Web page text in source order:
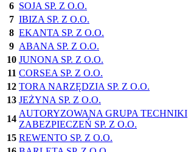
6 SOJA SP. Z O.O.
7 IBIZA SP. Z O.O.
8 EKANTA SP. Z O.O.
9 ABANA SP. Z O.O.
10 JUNONA SP. Z O.O.
11 CORSEA SP. Z O.O.
12 TORA NARZĘDZIA SP. Z O.O.
13 JEŻYNA SP. Z O.O.
14
AUTORYZOWANA GRUPA TECHNIKI
ZABEZPIECZEŃ SP. Z O.O.
15 REWENTO SP. Z O.O.